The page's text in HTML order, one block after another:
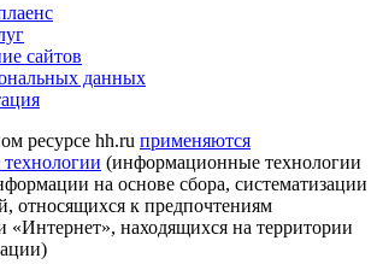
сайтов
данных
ресурсе hh.ru применяются
(информационные технологии
на основе сбора, систематизации
относящихся к предпочтениям
«Интернет», находящихся на территории